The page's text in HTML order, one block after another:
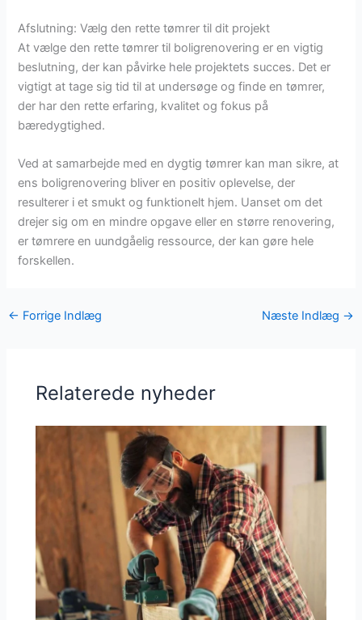
Afslutning: Vælg den rette tømrer til dit projekt
At vælge den rette tømrer til boligrenovering er en vigtig
beslutning, der kan påvirke hele projektets succes. Det er
vigtigt at tage sig tid til at undersøge og finde en tømrer,
der har den rette erfaring, kvalitet og fokus på
bæredygtighed.
Ved at samarbejde med en dygtig tømrer kan man sikre, at
ens boligrenovering bliver en positiv oplevelse, der
resulterer i et smukt og funktionelt hjem. Uanset om det
drejer sig om en mindre opgave eller en større renovering,
er tømrere en uundgåelig ressource, der kan gøre hele
forskellen.
← Forrige Indlæg Næste Indlæg →
Relaterede nyheder